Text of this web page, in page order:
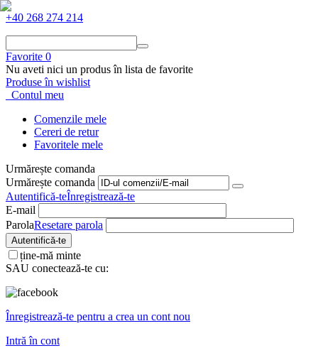
+40 268 274 214
Favorite 0
Nu aveti nici un produs în lista de favorite
Produse în wishlist
Contul meu
Comenzile mele
Cereri de retur
Favoritele mele
Urmărește comanda
Urmărește comanda
Autentifică-teÎnregistrează-te
E-mail
ParolaResetare parola
Autentifică-te
ține-mă minte
SAU conectează-te cu:
Înregistrează-te pentru a crea un cont nou
Intră în cont